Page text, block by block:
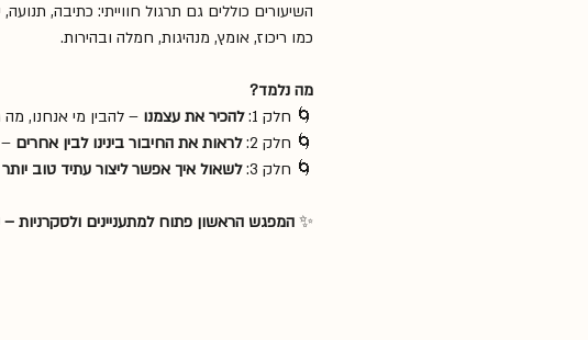
השיעורים כוללים גם תרגול חווייתי: כתיבה,
כמו ריכוז, אומץ, מנהיגות, חמלה ובהירות.
מה נלמד?
🌀 חלק 1:
להכיר את עצמנו – להבין מי אנחנו, מה
🌀 חלק 2:
לראות את החיבור בינינו לבין אחרים –
🌀 חלק 3:
לשאול איך אפשר ליצור עתיד טוב יותר
✨ המפגש הראשון פתוח למתעניינים ולסקרניות